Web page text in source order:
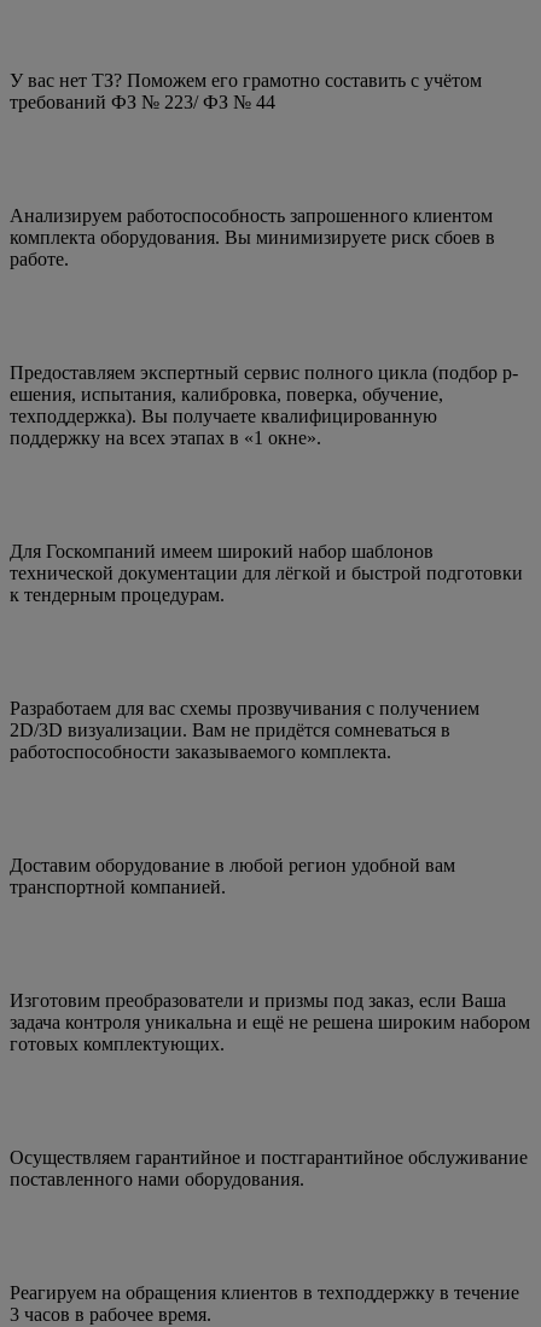
У вас нет ТЗ? Поможем его грамотно составить с учётом
требований ФЗ № 223/ ФЗ № 44
Анализируем работоспособность запрошенного клиентом
комплекта оборудования. Вы минимизируете риск сбоев в
работе.
Предоставляем экспертный сервис полного цик­ла (под­бор р­
еш­ения, испы­тания, кали­бровка, поверка, обучение,
техподдержка). Вы получаете ква­ли­фи­ци­ро­ванную
поддержку на всех этапах в «1 окне».
Для Госкомпаний имеем широкий набор шаблонов
технической документации для лёгкой и быстрой подготовки
к тендерным процедурам.
Разработаем для вас схемы прозвучивания с получением
2D/3D визуализации. Вам не придётся сомневаться в
работоспособности заказываемого комплекта.
Доставим оборудование в любой регион удобной вам
транспортной компанией.
Изготовим преобразователи и призмы под заказ, если Ваша
задача контроля уникальна и ещё не решена широким набором
готовых комплектующих.
Осуществляем гарантийное и постгарантийное обслуживание
поставленного нами оборудования.
Реагируем на обращения клиентов в техподдержку в течение
3 часов в рабочее время.